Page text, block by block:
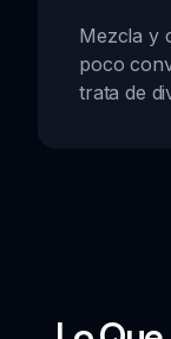
Mezcla y
poco
trata de